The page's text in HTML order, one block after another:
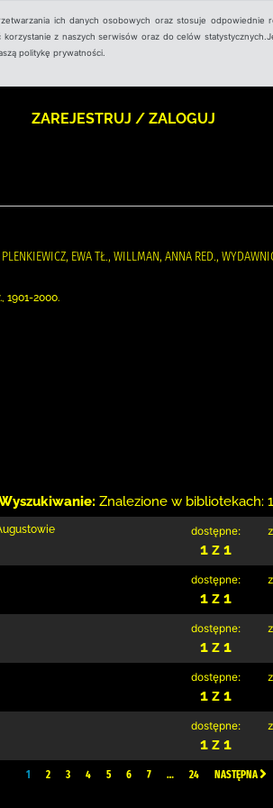
ich danych osobowych oraz stosuje odpowiednie
z naszych serwisów oraz do celów
politykę prywatności.
ZAREJESTRUJ / ZALOGUJ
EWA TŁ., WILLMAN, ANNA RED.,
1901-2000.
Znalezione w bibliotekach:
dostępne:
1 z 1
dostępne:
1 z 1
dostępne:
1 z 1
dostępne:
1 z 1
dostępne:
1 z 1
1 2 3 4 5 6 7 … 24 NASTĘPNA